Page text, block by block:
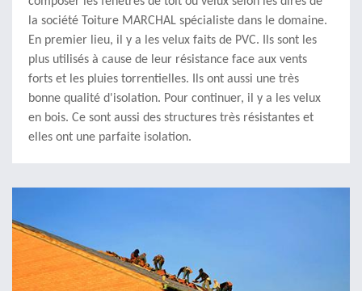
la société Toiture MARCHAL spécialiste dans le domaine.
En premier lieu, il y a les velux faits de PVC. Ils sont les
plus utilisés à cause de leur résistance face aux vents
forts et les pluies torrentielles. Ils ont aussi une très
bonne qualité d'isolation. Pour continuer, il y a les velux
en bois. Ce sont aussi des structures très résistantes et
elles ont une parfaite isolation.